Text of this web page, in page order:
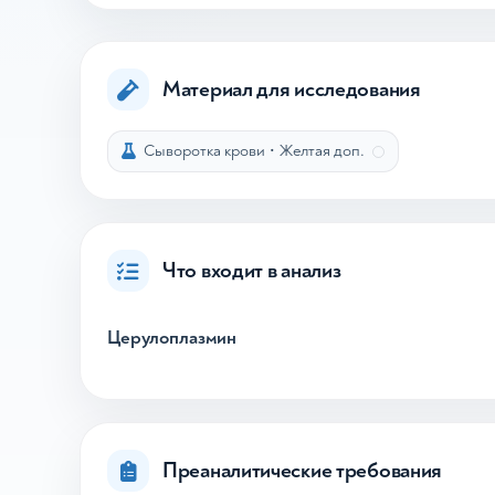
Материал для исследования
Сыворотка крови • Желтая доп.
Что входит в анализ
Церулоплазмин
Преаналитические требования